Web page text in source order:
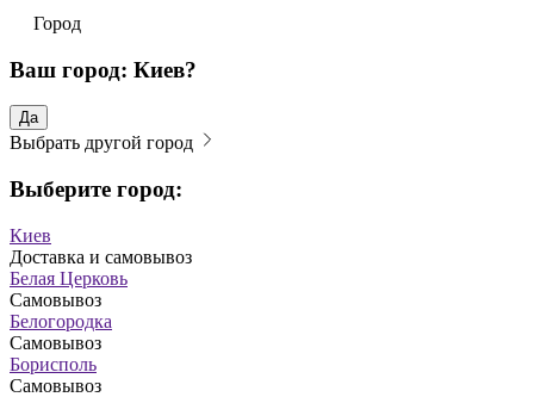
Город
Ваш город: Киев?
Да
Выбрать другой город
Выберите город:
Киев
Доставка и самовывоз
Белая Церковь
Самовывоз
Белогородка
Самовывоз
Борисполь
Самовывоз